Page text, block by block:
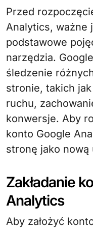
Przed
Analytics, ważne
podstawowe
narzędzia.
śledzenie
stronie, takich
ruchu,
konwersje. Aby
konto Google
stronę jako nową
Zakładanie
Analytics
Aby założyć